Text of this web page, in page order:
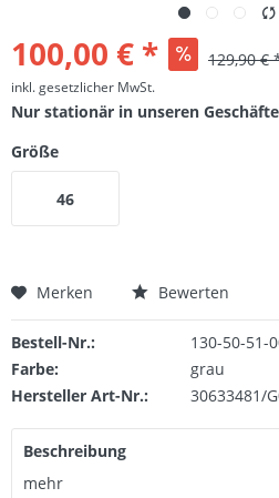
100,00 € * 129,90 €
inkl. gesetzlicher MwSt.
Nur stationär in unseren
Größe
46
Merken Bewerten
Bestell-Nr.:
130-50-51-
Farbe:
grau
Hersteller Art-Nr.:
30633481/
Beschreibung
mehr